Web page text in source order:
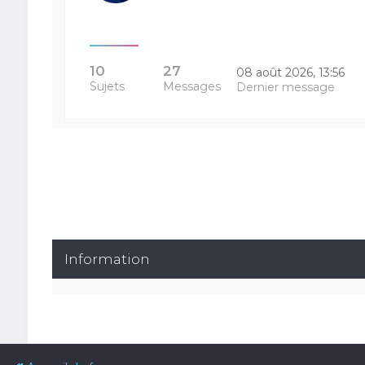
10
Sujets
27
Messages
08 août 2026, 13:56
Dernier message
Information